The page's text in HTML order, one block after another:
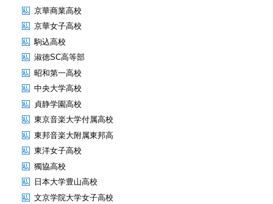
京華商業高校
京華女子高校
駒込高校
淑徳SC高等部
昭和第一高校
中央大学高校
貞静学園高校
東京音楽大学付属高校
東邦音楽大附属東邦高
東洋女子高校
獨協高校
日本大学豊山高校
文京学院大学女子高校